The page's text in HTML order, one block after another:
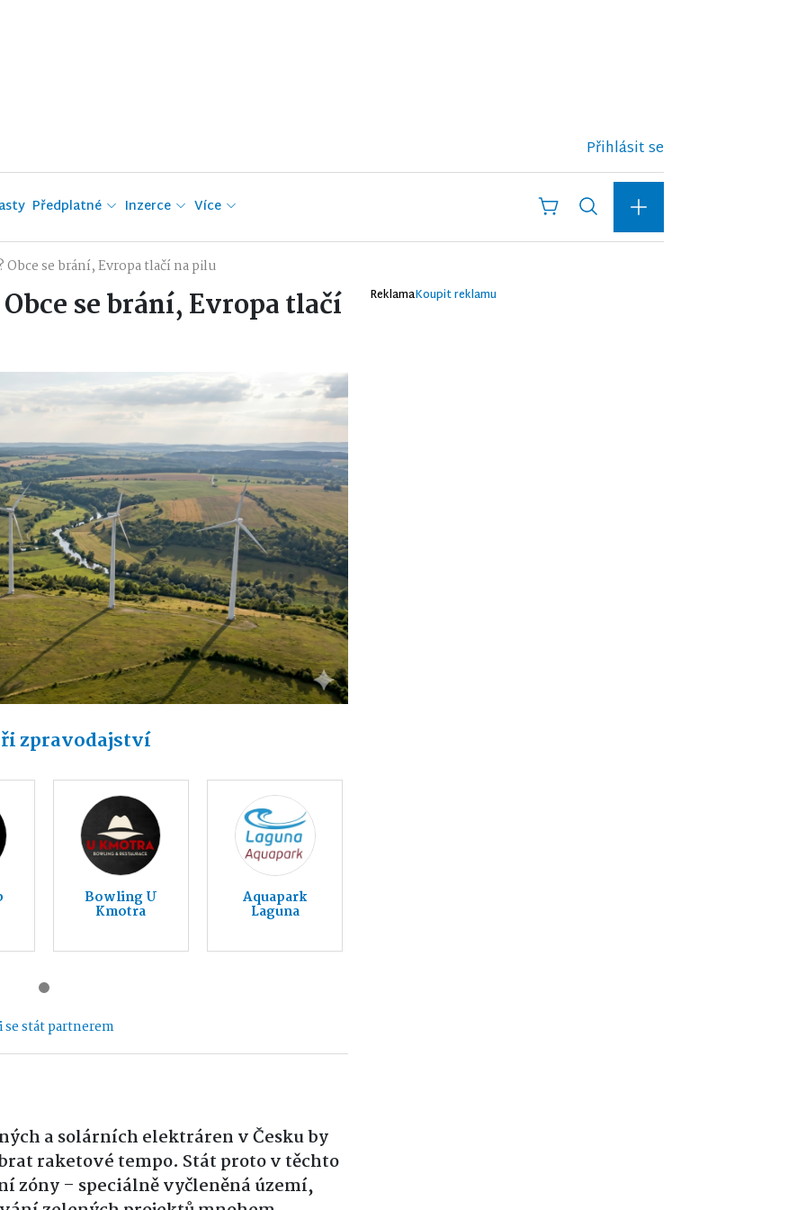
Přihlásit se
Předplatné Inzerce Více
se brání, Evropa tlačí na pilu
se brání, Evropa tlačí
zpravodajství
Bowling U
Kmotra
Aquapark
Laguna
se stát partnerem
a solárních elektráren v Česku by
raketové tempo. Stát proto v těchto
zóny – speciálně vyčleněná území,
ReklamaKoupit reklamu